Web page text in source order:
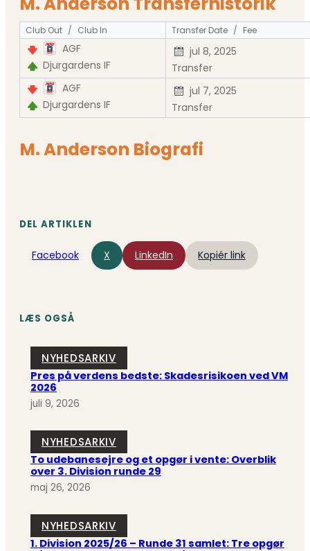
Club Out / Club In Transfer Date / Fee
AGF
Djurgardens IF
jul 8, 2025
Transfer
AGF
Djurgardens IF
jul 7, 2025
Transfer
M. Anderson Biografi
DEL ARTIKLEN
Facebook X LinkedIn Kopiér link
LÆS OGSÅ
NYHEDSARKIV
Pres på verdens bedste: Skadesrisikoen ved VM
2026
juli 9, 2026
NYHEDSARKIV
To udebanesejre og et opgør i vente: Overblik
over 3. Division runde 29
maj 26, 2026
NYHEDSARKIV
1. Division 2025/26 – Runde 31 samlet: Tre opgør